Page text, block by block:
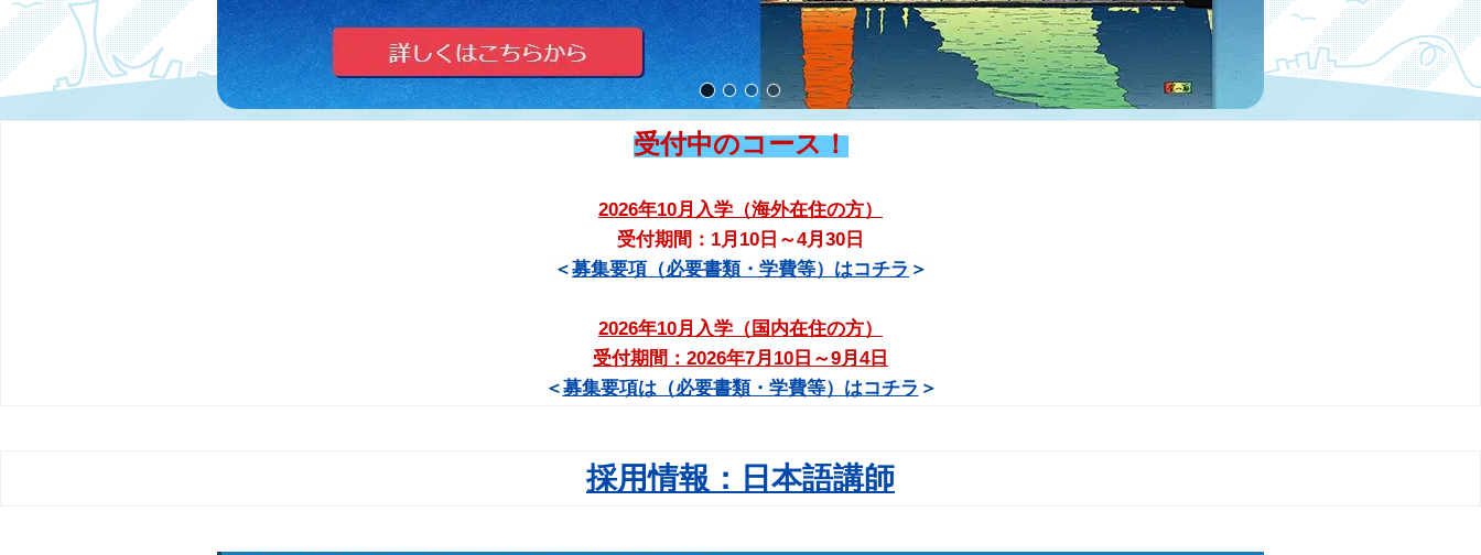
神戸YMCAのクラス案内
神戸YMCA学院専門学校だから、安心して学べる4つの特長！！
新校舎完成
ここから始まるあなたの未来
受付中のコース！
2026年10月入学（海外在住の方）
受付期間：1月10日～4月30日
＜募集要項（必要書類・学費等）はコチラ ＞
2026年10月入学（国内在住の方）
受付期間：2026年7月10日～9月4日
＜募集要項は（必要書類・学費等）はコチラ ＞
採用情報：日本語講師